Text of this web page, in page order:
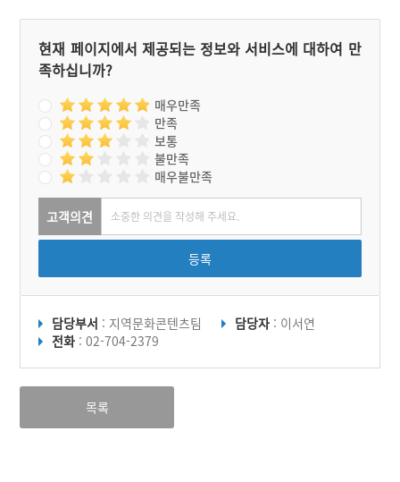
현재 페이지에서 제공되는 정보와 서비스에 대하여 만
족하십니까?
매우만족
만족
보통
불만족
매우불만족
고객의견
등록
담당부서 : 지역문화콘텐츠팀 담당자 : 이서연
전화 : 02-704-2379
목록